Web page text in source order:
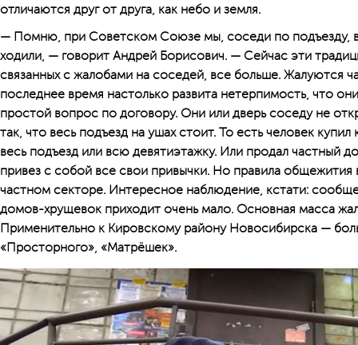
отличаются друг от друга, как небо и земля.
— Помню, при Советском Союзе мы, соседи по подъезду,
ходили, — говорит Андрей Борисович. — Сейчас эти
связанных с жалобами на соседей, все больше. Жалуются
последнее время настолько развита нетерпимость, что
простой вопрос по договору. Они или дверь соседу не
так, что весь подъезд на ушах стоит. То есть человек
весь подъезд или всю девятиэтажку. Или продал частный
привез с собой все свои привычки. Но правила общежития
частном секторе. Интересное наблюдение, кстати:
домов-хрущевок приходит очень мало. Основная масса
Применительно к Кировскому району Новосибирска —
«Просторного», «Матрёшек».